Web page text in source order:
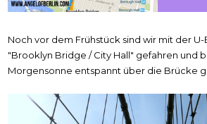
Noch vor dem Frühstück sind wir mit der
"Brooklyn Bridge / City Hall" gefahren und
Morgensonne entspannt über die Brücke